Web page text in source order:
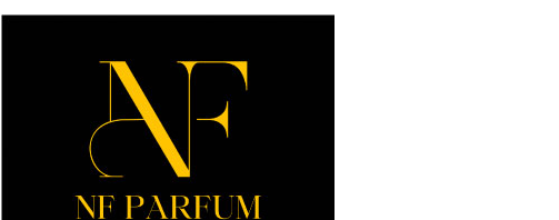
Azərbaycan Ukraynaya qaz tədarük
etməyə hazırdır – Ceyhun Bayramov
- 14:45
Prezident Əliyev 2 diplomatı geri çağırdı